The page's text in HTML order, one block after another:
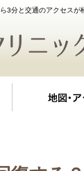
3分と交通のアクセスが